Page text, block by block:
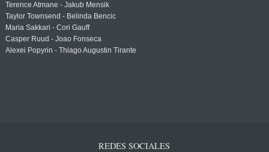
Terence Atmane - Jakub Mensik
Taylor Townsend - Belinda Bencic
Maria Sakkari - Cori Gauff
Casper Ruud - Joao Fonseca
Alexei Popyrin - Thiago Augustin Tirante
REDES SOCIALES